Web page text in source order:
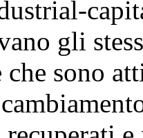
gli
che sono